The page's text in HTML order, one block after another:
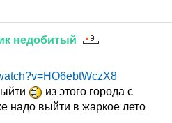
недобитый
из этого города с
надо выйти в жаркое лето